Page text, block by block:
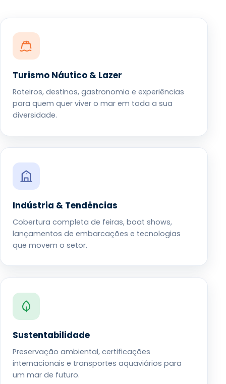
Turismo Náutico & Lazer
Roteiros, destinos, gastronomia e experiências
para quem quer viver o mar em toda a sua
diversidade.
Indústria & Tendências
Cobertura completa de feiras, boat shows,
lançamentos de embarcações e tecnologias
que movem o setor.
Sustentabilidade
Preservação ambiental, certificações
internacionais e transportes aquaviários para
um mar de futuro.